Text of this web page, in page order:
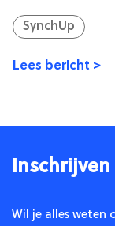
SynchUp
Lees bericht >
Inschrijven
Wil je alles weten